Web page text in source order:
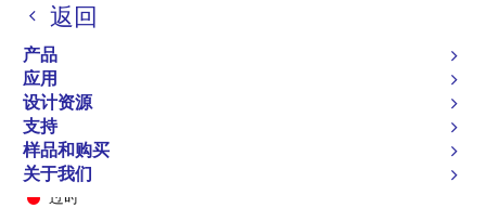
返回
产品
应用
设计资源
支持
样品和购买
关于我们
屑
72V3651L15PQF
过时